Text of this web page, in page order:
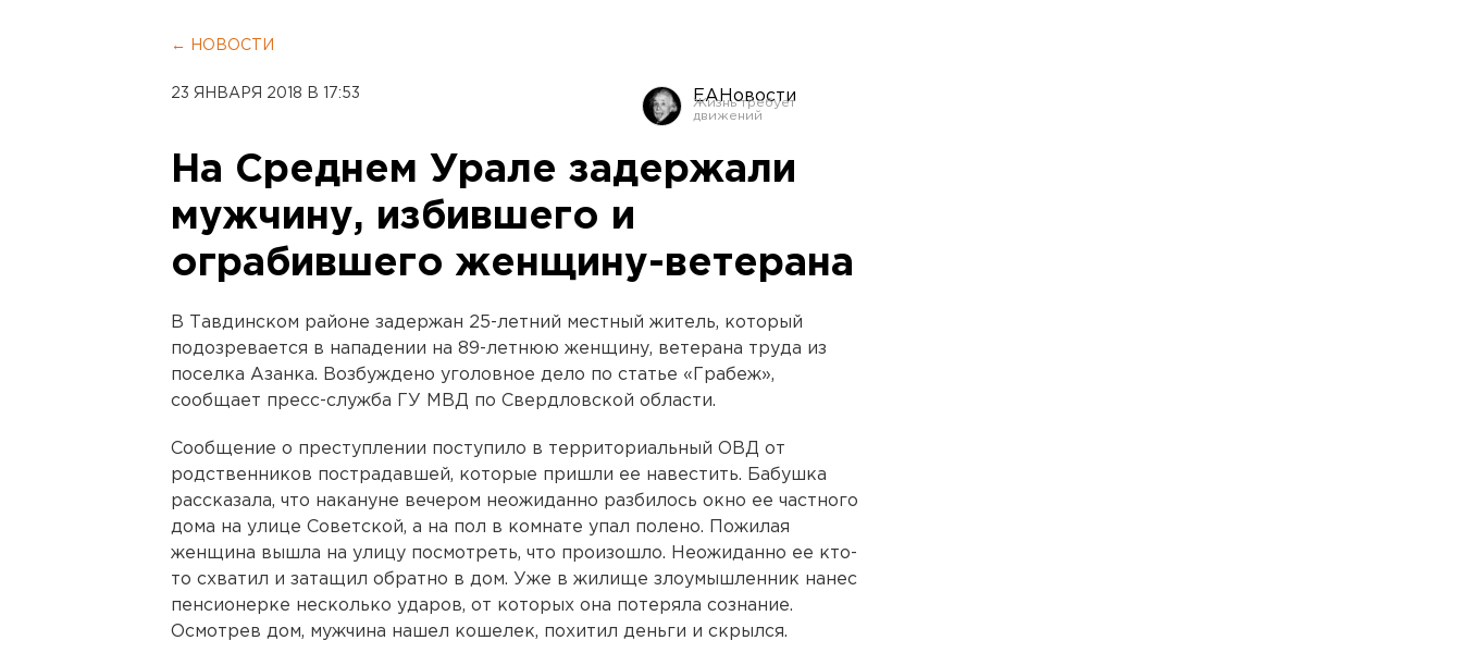
← НОВОСТИ
23 ЯНВАРЯ 2018 В 17:53 ЕАНовости
На Среднем Урале задержали
мужчину, избившего и
ограбившего женщину-ветерана
В Тавдинском районе задержан 25-летний местный житель, который
подозревается в нападении на 89-летнюю женщину, ветерана труда из
поселка Азанка. Возбуждено уголовное дело по статье «Грабеж»,
сообщает пресс-служба ГУ МВД по Свердловской области.
Сообщение о преступлении поступило в территориальный ОВД от
родственников пострадавшей, которые пришли ее навестить. Бабушка
рассказала, что накануне вечером неожиданно разбилось окно ее частного
дома на улице Советской, а на пол в комнате упал полено. Пожилая
женщина вышла на улицу посмотреть, что произошло. Неожиданно ее кто-
то схватил и затащил обратно в дом. Уже в жилище злоумышленник нанес
пенсионерке несколько ударов, от которых она потеряла сознание.
Осмотрев дом, мужчина нашел кошелек, похитил деньги и скрылся.